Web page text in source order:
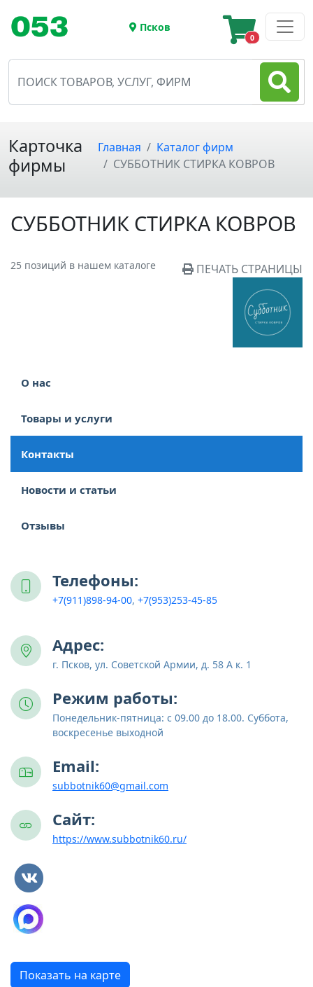
Псков
0
Карточка
фирмы
Главная
Каталог фирм
СУББОТНИК СТИРКА КОВРОВ
СУББОТНИК СТИРКА КОВРОВ
25 позиций в нашем каталоге ПЕЧАТЬ СТРАНИЦЫ
О нас
Товары и услуги
Контакты
Новости и статьи
Отзывы
Телефоны:
+7(911)898-94-00, +7(953)253-45-85
Адрес:
г. Псков, ул. Советской Армии, д. 58 А к. 1
Режим работы:
Понедельник-пятница: с 09.00 до 18.00. Суббота,
воскресенье выходной
Email:
subbotnik60@gmail.com
Сайт:
https://www.subbotnik60.ru/
Показать на карте